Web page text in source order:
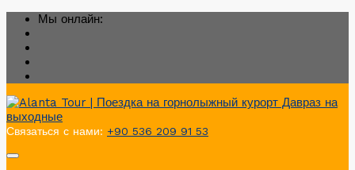
Мы онлайн:
Связаться с нами: +90 536 209 91 53